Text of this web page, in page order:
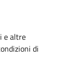
e altre
di